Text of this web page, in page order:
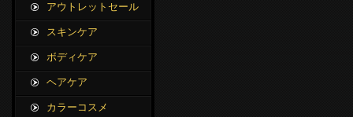
アウトレットセール
スキンケア
ボディケア
ヘアケア
カラーコスメ